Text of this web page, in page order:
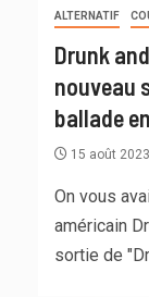
ALTERNATIF
Drunk
nouveau
ballade
15 août 2023
On vous
américain
sortie de